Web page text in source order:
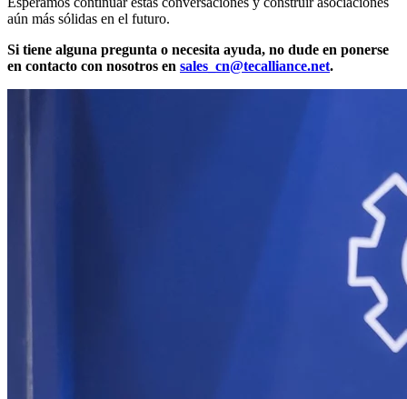
aún más sólidas en el futuro.
Si tiene alguna pregunta o necesita ayuda, no dude en ponerse
en contacto con nosotros en sales_cn@tecalliance.net.